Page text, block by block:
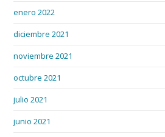
enero 2022
diciembre 2021
noviembre 2021
octubre 2021
julio 2021
junio 2021